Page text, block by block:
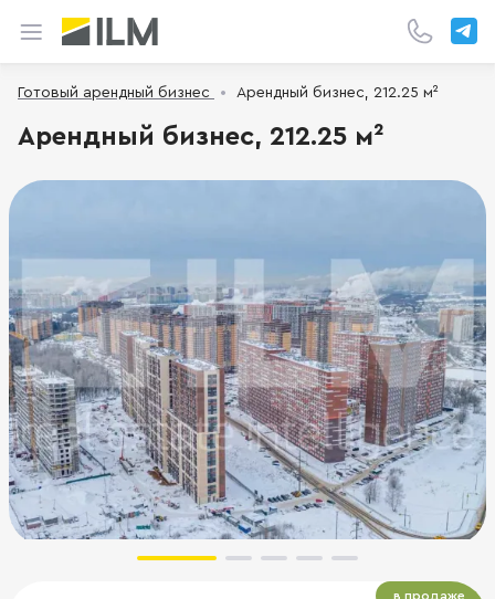
Готовый арендный бизнес Арендный бизнес, 212.25 м²
Арендный бизнес, 212.25 м²
в продаже